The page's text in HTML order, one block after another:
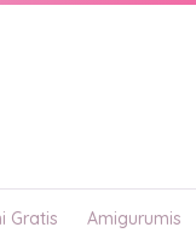
Gratis Amigurumis